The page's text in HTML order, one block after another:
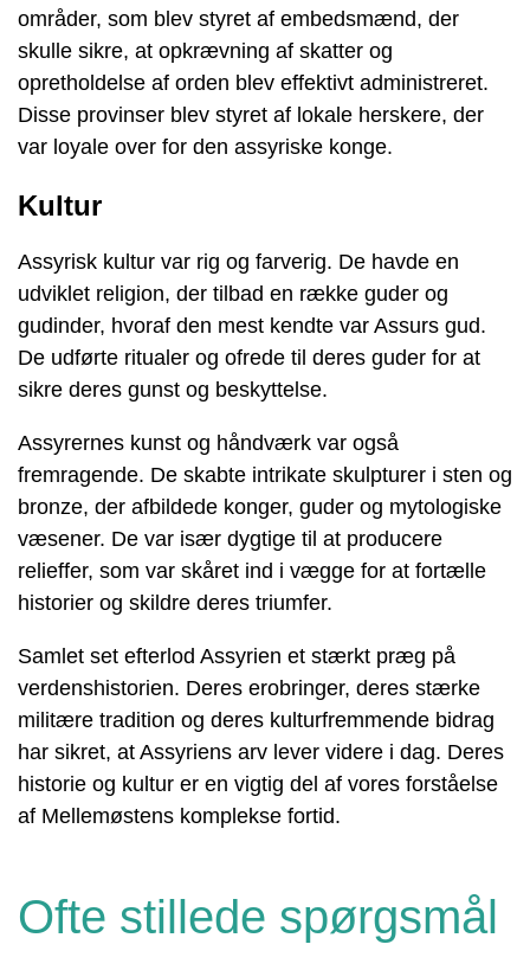
områder, som blev styret af embedsmænd, der
skulle sikre, at opkrævning af skatter og
opretholdelse af orden blev effektivt administreret.
Disse provinser blev styret af lokale herskere, der
var loyale over for den assyriske konge.
Kultur
Assyrisk kultur var rig og farverig. De havde en
udviklet religion, der tilbad en række guder og
gudinder, hvoraf den mest kendte var Assurs gud.
De udførte ritualer og ofrede til deres guder for at
sikre deres gunst og beskyttelse.
Assyrernes kunst og håndværk var også
fremragende. De skabte intrikate skulpturer i sten og
bronze, der afbildede konger, guder og mytologiske
væsener. De var især dygtige til at producere
relieffer, som var skåret ind i vægge for at fortælle
historier og skildre deres triumfer.
Samlet set efterlod Assyrien et stærkt præg på
verdenshistorien. Deres erobringer, deres stærke
militære tradition og deres kulturfremmende bidrag
har sikret, at Assyriens arv lever videre i dag. Deres
historie og kultur er en vigtig del af vores forståelse
af Mellemøstens komplekse fortid.
Ofte stillede spørgsmål